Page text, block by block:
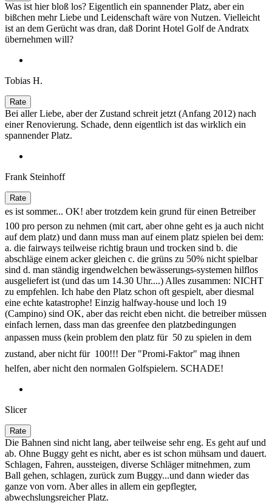
Was ist hier bloß los? Eigentlich ein spannender Platz, aber ein
bißchen mehr Liebe und Leidenschaft wäre von Nutzen. Vielleicht
ist an dem Gerücht was dran, daß Dorint Hotel Golf de Andratx
übernehmen will?
Tobias H.
Bei aller Liebe, aber der Zustand schreit jetzt (Anfang 2012) nach
einer Renovierung. Schade, denn eigentlich ist das wirklich ein
spannender Platz.
Frank Steinhoff
es ist sommer... OK! aber trotzdem kein grund für einen Betreiber 
100 pro person zu nehmen (mit cart, aber ohne geht es ja auch nicht
auf dem platz) und dann muss man auf einem platz spielen bei dem:
a. die fairways teilweise richtig braun und trocken sind b. die
abschläge einem acker gleichen c. die grüns zu 50% nicht spielbar
sind d. man ständig irgendwelchen bewässerungs-systemen hilflos
ausgeliefert ist (und das um 14.30 Uhr....) Alles zusammen: NICHT
zu empfehlen. Ich habe den Platz schon oft gespielt, aber diesmal
eine echte katastrophe! Einzig halfway-house und loch 19
(Campino) sind OK, aber das reicht eben nicht. die betreiber müssen
einfach lernen, dass man das greenfee den platzbedingungen
anpassen muss (kein problem den platz für  50 zu spielen in dem
zustand, aber nicht für  100!!! Der "Promi-Faktor" mag ihnen
helfen, aber nicht den normalen Golfspielern. SCHADE!
Slicer
Die Bahnen sind nicht lang, aber teilweise sehr eng. Es geht auf und
ab. Ohne Buggy geht es nicht, aber es ist schon mühsam und dauert.
Schlagen, Fahren, aussteigen, diverse Schläger mitnehmen, zum
Ball gehen, schlagen, zurück zum Buggy...und dann wieder das
ganze von vorn. Aber alles in allem ein gepflegter,
abwechslungsreicher Platz.